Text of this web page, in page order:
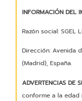
INFORMACIÓN DEL
Razón social: SGEL
Dirección: Avenida
(Madrid), España.
ADVERTENCIAS DE
conforme a la edad